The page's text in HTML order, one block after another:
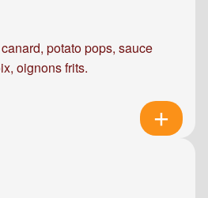
potato pops, sauce
oignons frits.